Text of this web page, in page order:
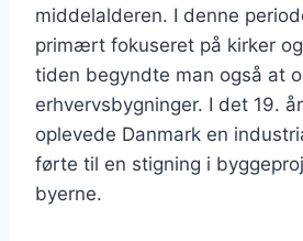
middelalderen. I denne
primært fokuseret på kirker
tiden begyndte man også at
erhvervsbygninger. I det 19.
oplevede Danmark en
førte til en stigning i
byerne.